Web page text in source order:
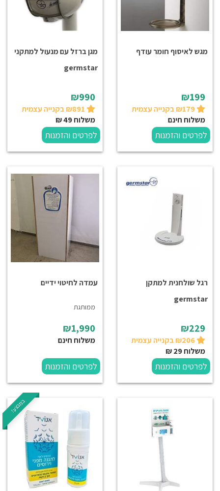
מגש לאיסוף חומר עודף
₪199
משלוח חינם
לפרטים והזמנות
מגן ברזל עם מנעול למתקני
germstar
₪990
משלוח 49 ₪
לפרטים והזמנות
רגל שולחנית למתקן
germstar
₪229
משלוח 29 ₪
לפרטים והזמנות
עמדה לחיטוי ידיים
ממותגת
₪1,990
משלוח חינם
לפרטים והזמנות
במבצע!